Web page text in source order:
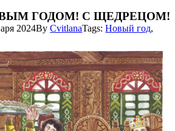
ГОДОМ! С ЩЕДРЕЦОМ!
2024ByCvitlanaTags:Новый год,